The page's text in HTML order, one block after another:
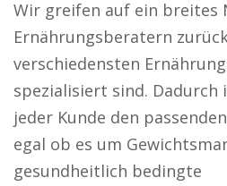
Wir greifen auf ein breites
Ernährungsberatern
verschiedensten
spezialisiert sind.
jeder Kunde den
egal ob es um
gesundheitlich bedingte